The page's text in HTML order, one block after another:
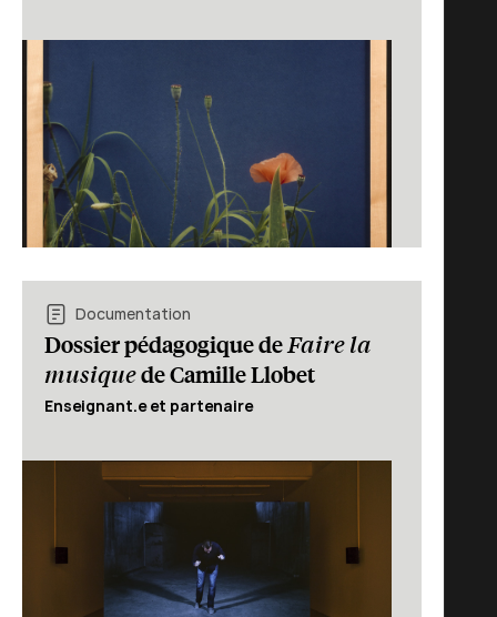
Documentation
Dossier pédagogique de Faire la
musiquede Camille Llobet
Enseignant.e et partenaire